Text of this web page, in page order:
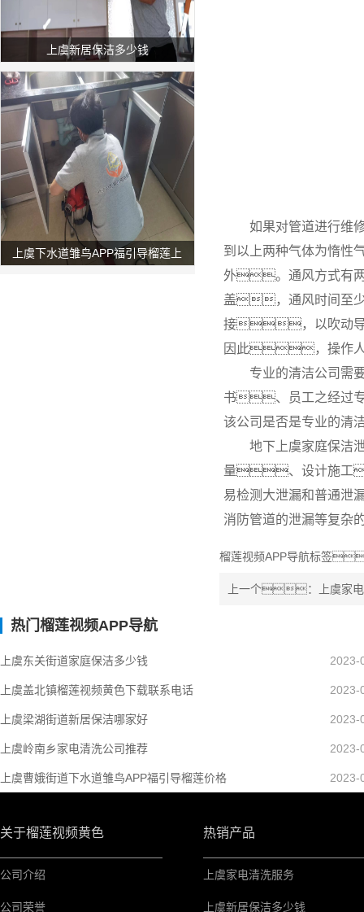
上虞新居保洁多少钱
上虞下水道雏鸟APP福引导榴莲上
如果对管道进行
到以上两种气体为惰
外。通风方式有
盖，通风时间至
接，以吹动导
因此，操作人
专业的清洁公司需
书、员工之经过
该公司是否是专业的
地下上虞家庭保
量、设计施工
易检测大泄漏和普通
消防管道的泄漏等复
榴莲视频APP导航标签
上一个：上虞家电
热门榴莲视频APP导航
上虞东关街道家庭保洁多少钱 2023-
上虞盖北镇榴莲视频黄色下载联系电话 2023-
上虞梁湖街道新居保洁哪家好 2023-
上虞岭南乡家电清洗公司推荐 2023-
上虞曹娥街道下水道雏鸟APP福引导榴莲价格 2023-
关于榴莲视频黄色
公司介绍
公司荣誉
热销产品
上虞家电清洗服务
上虞新居保洁多少钱